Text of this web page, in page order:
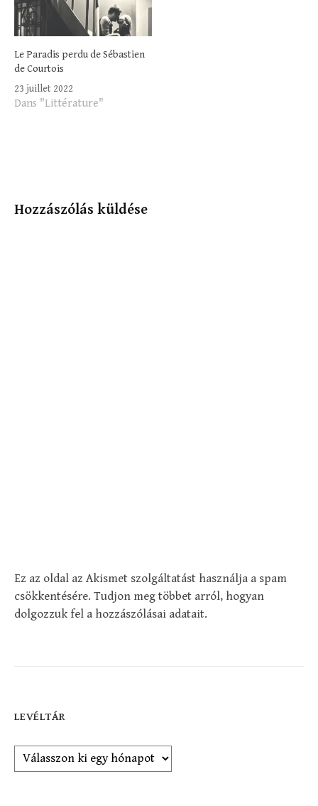
Le Paradis perdu de Sébastien
de Courtois
23 juillet 2022
Dans "Littérature"
Hozzászólás küldése
Ez az oldal az Akismet szolgáltatást használja a spam
csökkentésére. Tudjon meg többet arról, hogyan
dolgozzuk fel a hozzászólásai adatait.
LEVÉLTÁR
Levéltár